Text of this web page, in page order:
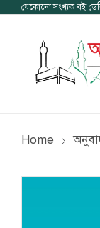
যেকোনো সংখ্যক বই
Home